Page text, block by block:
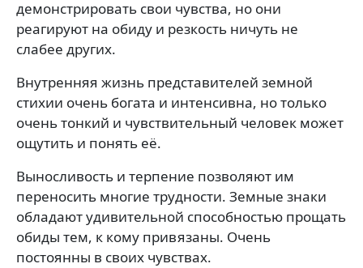
демонстрировать свои чувства, но они
реагируют на обиду и резкость ничуть не
слабее других.
Внутренняя жизнь представителей земной
стихии очень богата и интенсивна, но только
очень тонкий и чувствительный человек может
ощутить и понять её.
Выносливость и терпение позволяют им
переносить многие трудности. Земные знаки
обладают удивительной способностью прощать
обиды тем, к кому привязаны. Очень
постоянны в своих чувствах.